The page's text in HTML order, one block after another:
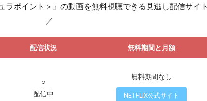
ラポイント＞』の動画を無料視聴できる見逃し配信サイト
／
配信状況 無料期間と月額
○
配信中
無料期間なし
NETFLIX公式サイト